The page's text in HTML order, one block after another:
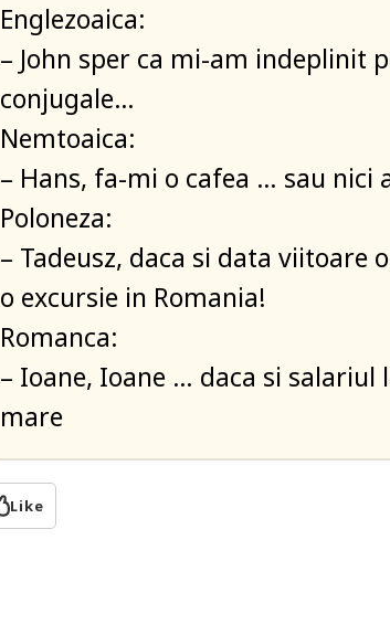
Englezoaica:
– John sper ca mi-am indeplinit
conjugale…
Nemtoaica:
– Hans, fa-mi o cafea … sau nici
Poloneza:
– Tadeusz, daca si data viitoare
o excursie in Romania!
Romanca:
– Ioane, Ioane … daca si salariul
mare
Like